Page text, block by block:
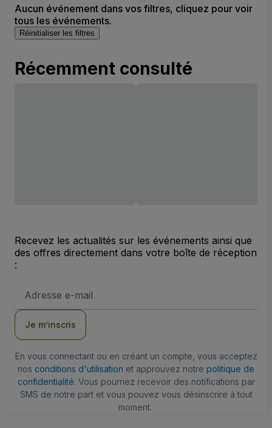
Aucun événement dans vos filtres, cliquez pour voir
tous les événements.
Réinitialiser les filtres
Récemment consulté
Recevez les actualités sur les événements ainsi que
des offres directement dans votre boîte de réception
:
e-
Je m’inscris
En vous connectant ou en créant un compte, vous acceptez
nos conditions d'utilisation et approuvez notre politique de
confidentialité. Vous pourriez recevoir des notifications par
SMS de notre part et vous pouvez vous désinscrire à tout
moment.